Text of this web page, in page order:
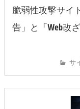
脆弱性攻撃サイ
告」と「Web改
サ